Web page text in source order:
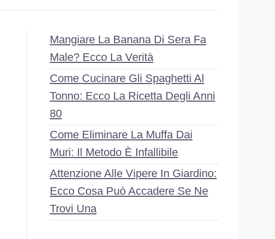
Mangiare La Banana Di Sera Fa
Male? Ecco La Verità
Come Cucinare Gli Spaghetti Al
Tonno: Ecco La Ricetta Degli Anni
80
Come Eliminare La Muffa Dai
Muri: Il Metodo È Infallibile
Attenzione Alle Vipere In Giardino:
Ecco Cosa Può Accadere Se Ne
Trovi Una